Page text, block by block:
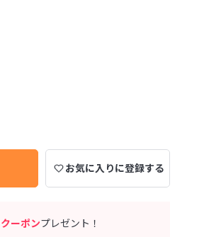
お気に入りに登録する
ーポンプレゼント！